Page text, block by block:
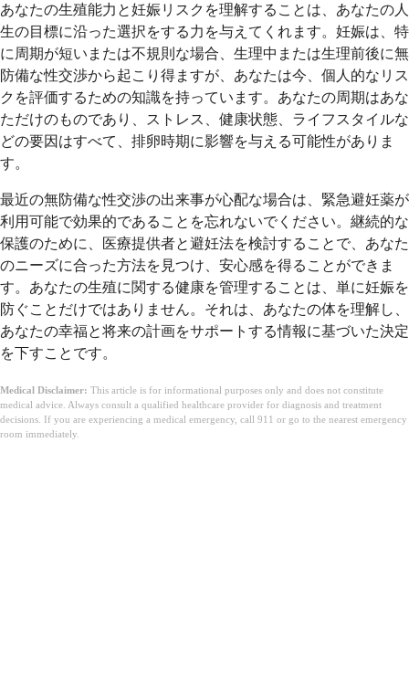
あなたの生殖能力と妊娠リスクを理解することは、あなたの人
生の目標に沿った選択をする力を与えてくれます。妊娠は、特
に周期が短いまたは不規則な場合、生理中または生理前後に無
防備な性交渉から起こり得ますが、あなたは今、個人的なリス
クを評価するための知識を持っています。あなたの周期はあな
ただけのものであり、ストレス、健康状態、ライフスタイルな
どの要因はすべて、排卵時期に影響を与える可能性がありま
す。
最近の無防備な性交渉の出来事が心配な場合は、緊急避妊薬が
利用可能で効果的であることを忘れないでください。継続的な
保護のために、医療提供者と避妊法を検討することで、あなた
のニーズに合った方法を見つけ、安心感を得ることができま
す。あなたの生殖に関する健康を管理することは、単に妊娠を
防ぐことだけではありません。それは、あなたの体を理解し、
あなたの幸福と将来の計画をサポートする情報に基づいた決定
を下すことです。
Medical Disclaimer: This article is for informational purposes only and does not constitute
medical advice. Always consult a qualified healthcare provider for diagnosis and treatment
decisions. If you are experiencing a medical emergency, call 911 or go to the nearest emergency
room immediately.